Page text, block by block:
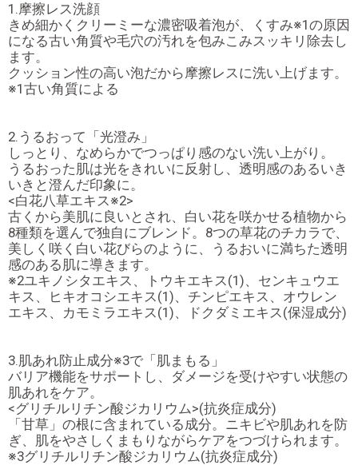
1.摩擦レス洗顔
きめ細かくクリーミーな濃密吸着泡が、くすみ※1の原因
になる古い角質や毛穴の汚れを包みこみスッキリ除去し
ます。
クッション性の高い泡だから摩擦レスに洗い上げます。
※1古い角質による
2.うるおって「光澄み」
しっとり、なめらかでつっぱり感のない洗い上がり。
うるおった肌は光をきれいに反射し、透明感のあるいき
いきと澄んだ印象に。
<白花八草エキス※2>
古くから美肌に良いとされ、白い花を咲かせる植物から
8種類を選んで独自にブレンド。8つの草花のチカラで、
美しく咲く白い花びらのように、うるおいに満ちた透明
感のある肌に導きます。
※2ユキノシタエキス、トウキエキス(1)、センキュウエ
キス、ヒキオコシエキス(1)、チンピエキス、オウレン
エキス、カモミラエキス(1)、ドクダミエキス(保湿成分)
3.肌あれ防止成分※3で「肌まもる」
バリア機能をサポートし、ダメージを受けやすい状態の
肌あれをケア。
<グリチルリチン酸ジカリウム>(抗炎症成分)
「甘草」の根に含まれている成分。ニキビや肌あれを防
ぎ、肌をやさしくまもりながらケアをつづけられます。
※3グリチルリチン酸ジカリウム(抗炎症成分)